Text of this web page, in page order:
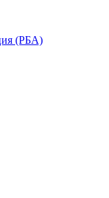
(РБА)